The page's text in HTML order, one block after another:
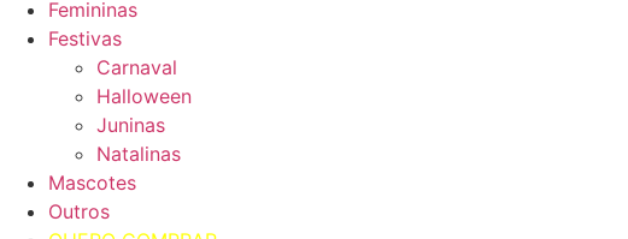
Femininas
Festivas
Carnaval
Halloween
Juninas
Natalinas
Mascotes
Outros